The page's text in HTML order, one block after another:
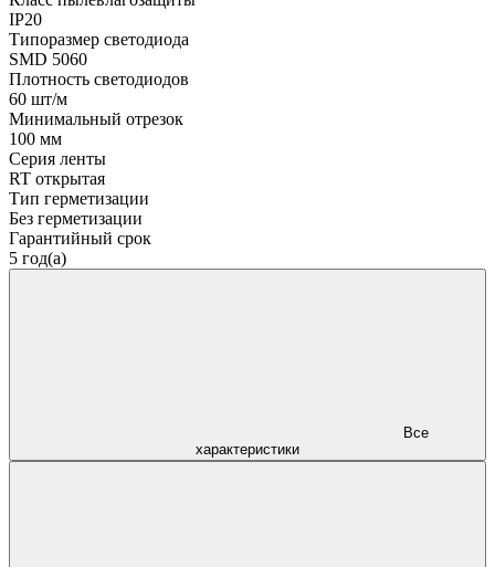
IP20
Типоразмер светодиода
SMD 5060
Плотность светодиодов
60 шт/м
Минимальный отрезок
100 мм
Серия ленты
RT открытая
Тип герметизации
Без герметизации
Гарантийный срок
5 год(а)
характеристики